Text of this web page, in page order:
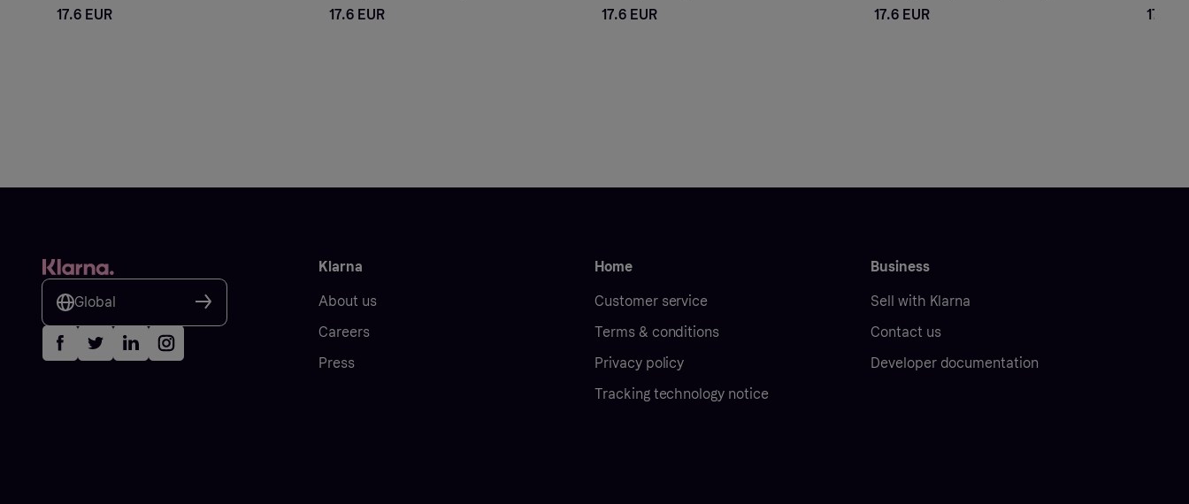
17.6 EUR 17.6 EUR 17.6 EUR 17.6 EUR 17.6
Global
Klarna
About us
Careers
Press
Home
Customer service
Terms & conditions
Privacy policy
Tracking technology notice
Business
Sell with Klarna
Contact us
Developer documentation